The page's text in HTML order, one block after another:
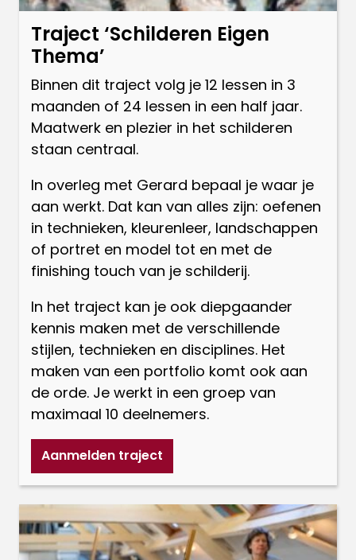
Traject ‘Schilderen Eigen
Thema’
Binnen dit traject volg je 12 lessen in 3
maanden of 24 lessen in een half jaar.
Maatwerk en plezier in het schilderen
staan centraal.
In overleg met Gerard bepaal je waar je
aan werkt. Dat kan van alles zijn: oefenen
in technieken, kleurenleer, landschappen
of portret en model tot en met de
finishing touch van je schilderij.
In het traject kan je ook diepgaander
kennis maken met de verschillende
stijlen, technieken en disciplines. Het
maken van een portfolio komt ook aan
de orde. Je werkt in een groep van
maximaal 10 deelnemers.
Aanmelden traject